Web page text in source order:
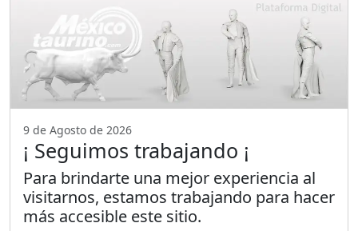
9 de Agosto de 2026
¡ Seguimos trabajando ¡
Para brindarte una mejor experiencia al
visitarnos, estamos trabajando para hacer
más accesible este sitio.